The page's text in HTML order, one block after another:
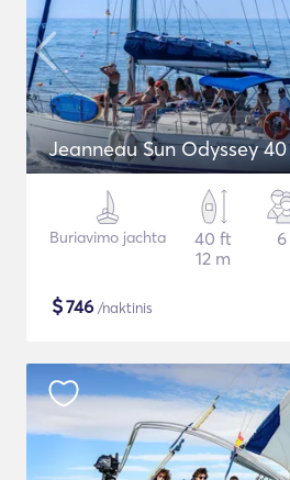
Jeanneau Sun Odyssey 40
Buriavimo jachta
40 ft
12 m
6
$746 /naktinis